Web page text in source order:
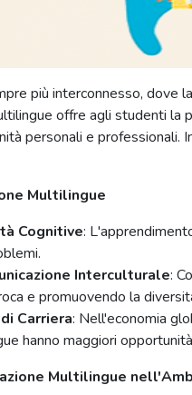
più interconnesso, dove
offre agli studenti la
personali e professionali.
Multilingue
Cognitive:
Interculturale:
e promuovendo la
Carriera: Nell'economia
hanno maggiori
Multilingue